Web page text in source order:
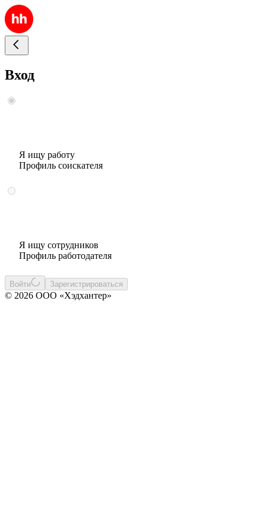
Вход
Я ищу работу
Профиль соискателя
Я ищу сотрудников
Профиль работодателя
Войти Зарегистрироваться
© 2026 ООО «Хэдхантер»